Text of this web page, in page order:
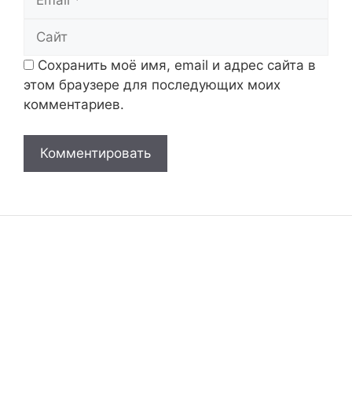
Сайт
Сохранить моё имя, email и адрес сайта в
этом браузере для последующих моих
комментариев.